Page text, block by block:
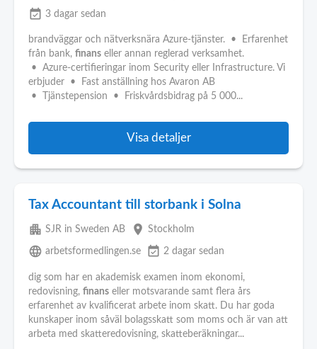
event_available 3 dagar sedan
brandväggar och nätverksnära Azure-tjänster. • Erfarenhet
från bank, finans eller annan reglerad verksamhet.
• Azure-certifieringar inom Security eller Infrastructure. Vi
erbjuder • Fast anställning hos Avaron AB
• Tjänstepension • Friskvårdsbidrag på 5 000...
Visa detaljer
Tax Accountant till storbank i Solna
apartment SJR in Sweden AB place Stockholm
language arbetsformedlingen.se event_available 2 dagar sedan
dig som har en akademisk examen inom ekonomi,
redovisning, finans eller motsvarande samt flera års
erfarenhet av kvalificerat arbete inom skatt. Du har goda
kunskaper inom såväl bolagsskatt som moms och är van att
arbeta med skatteredovisning, skatteberäkningar...